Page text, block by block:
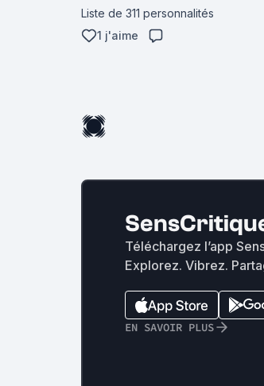
Liste de 311 personnalités
1 j'aime
Téléchargez l’app
Explorez. Vibrez.
EN SAVOIR PLUS